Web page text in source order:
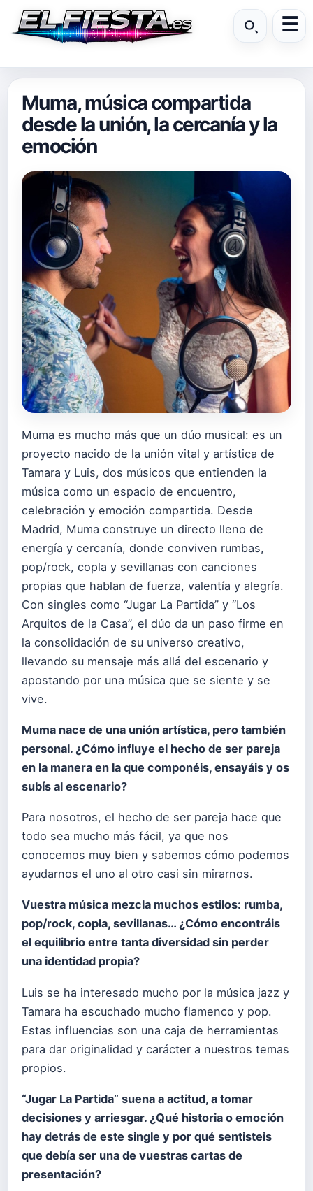
Muma, música compartida
desde la unión, la cercanía y la
emoción
Muma es mucho más que un dúo musical: es un
proyecto nacido de la unión vital y artística de
Tamara y Luis, dos músicos que entienden la
música como un espacio de encuentro,
celebración y emoción compartida. Desde
Madrid, Muma construye un directo lleno de
energía y cercanía, donde conviven rumbas,
pop/rock, copla y sevillanas con canciones
propias que hablan de fuerza, valentía y alegría.
Con singles como “Jugar La Partida” y “Los
Arquitos de la Casa”, el dúo da un paso firme en
la consolidación de su universo creativo,
llevando su mensaje más allá del escenario y
apostando por una música que se siente y se
vive.
Muma nace de una unión artística, pero también
personal. ¿Cómo influye el hecho de ser pareja
en la manera en la que componéis, ensayáis y os
subís al escenario?
Para nosotros, el hecho de ser pareja hace que
todo sea mucho más fácil, ya que nos
conocemos muy bien y sabemos cómo podemos
ayudarnos el uno al otro casi sin mirarnos.
Vuestra música mezcla muchos estilos: rumba,
pop/rock, copla, sevillanas… ¿Cómo encontráis
el equilibrio entre tanta diversidad sin perder
una identidad propia?
Luis se ha interesado mucho por la música jazz y
Tamara ha escuchado mucho flamenco y pop.
Estas influencias son una caja de herramientas
para dar originalidad y carácter a nuestros temas
propios.
“Jugar La Partida” suena a actitud, a tomar
decisiones y arriesgar. ¿Qué historia o emoción
hay detrás de este single y por qué sentisteis
que debía ser una de vuestras cartas de
presentación?